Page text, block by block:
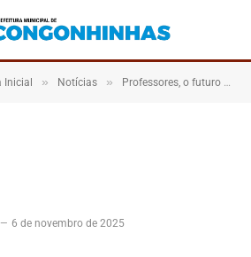
Inicial » Notícias » Professores, o futuro de vocês merece a mesma dedicação que vocês têm em sala de aula !
6 de novembro de 2025